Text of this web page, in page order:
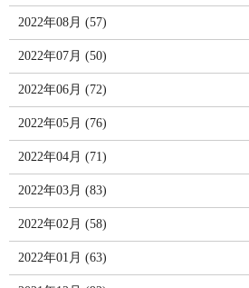
2022年08月 (57)
2022年07月 (50)
2022年06月 (72)
2022年05月 (76)
2022年04月 (71)
2022年03月 (83)
2022年02月 (58)
2022年01月 (63)